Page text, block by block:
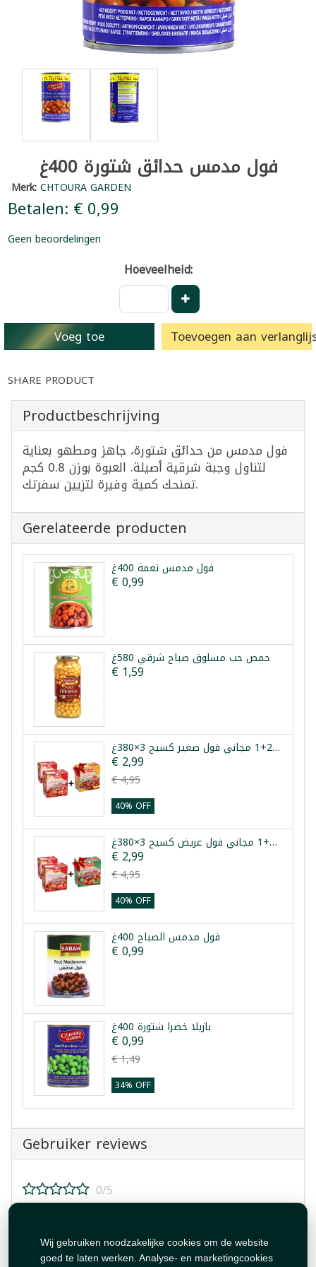
Wij gebruiken noodzakelijke cookies om de website
goed te laten werken. Analyse- en marketingcookies
فول مدمس حدائق شتورة 400غ
Merk:CHTOURA GARDEN
Betalen: € 0,99
Geen beoordelingen
Hoeveelheid:
Voeg toe Toevoegen aan
SHARE PRODUCT
Productbeschrijving
فول مدمس من حدائق شتورة، جاهز ومطهو بعناية
لتناول وجبة شرقية أصيلة. العبوة بوزن 0.8 كجم
تمنحك كمية وفيرة لتزيين سفرتك.
Gerelateerde producten
فول مدمس نعمة 400غ
€ 0,99
حمص حب مسلوق صباح شرقي 580غ
€ 1,59
عرض فول مدمس حار 2+1 مجاني فول صغير كسيح 3×380غ
€ 2,99
€ 4,95
40% OFF
عرض فول مدمس حار 2+1 مجاني فول عريض كسيح 3×380غ
€ 2,99
€ 4,95
40% OFF
فول مدمس الصباح 400غ
€ 0,99
بازيلا خضرا شتورة 400غ
€ 0,99
€ 1,49
34% OFF
Gebruiker reviews
0/5